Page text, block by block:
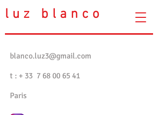
luz blanco
t : + 33 7 68 00 65 41
Paris
blanco.luz3@gmail.com